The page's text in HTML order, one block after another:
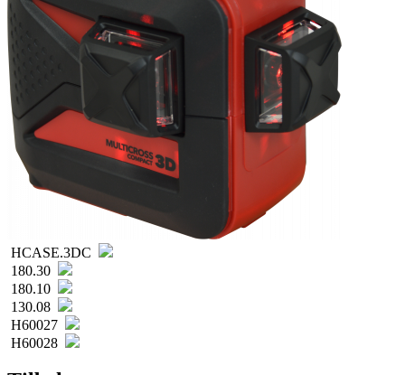
HCASE.3DC
180.30
180.10
130.08
H60027
H60028